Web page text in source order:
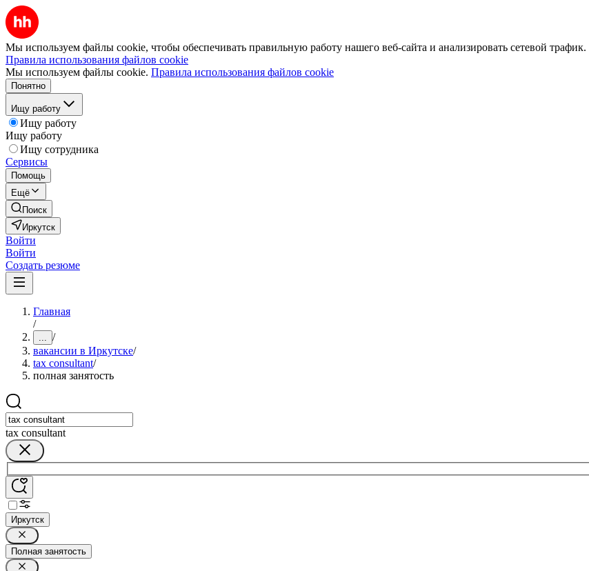
Мы используем файлы cookie, чтобы обеспечивать правильную работу нашего веб-сайта и анализировать сетевой трафик.
Правила использования файлов cookie
Мы используем файлы cookie. Правила использования файлов cookie
Понятно
Ищу работу
Ищу работу
Ищу работу
Ищу сотрудника
Сервисы
Помощь
Ещё
Поиск
Иркутск
Войти
Войти
Создать резюме
Главная
/
... /
вакансии в Иркутске/
tax consultant/
полная занятость
tax consultant
Иркутск
Полная занятость